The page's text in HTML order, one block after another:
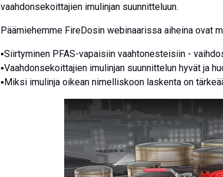
vaahdonsekoittajien imulinjan suunnitteluun.
Päämiehemme FireDosin webinaarissa aiheina ovat
▪️Siirtyminen PFAS-vapaisiin vaahtonesteisiin -
▪️Vaahdonsekoittajien imulinjan suunnittelun hyvät ja
▪️Miksi imulinja oikean nimelliskoon laskenta on